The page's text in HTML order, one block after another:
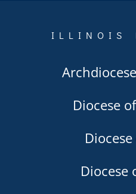
ILLINOIS
Diocese
Diocese